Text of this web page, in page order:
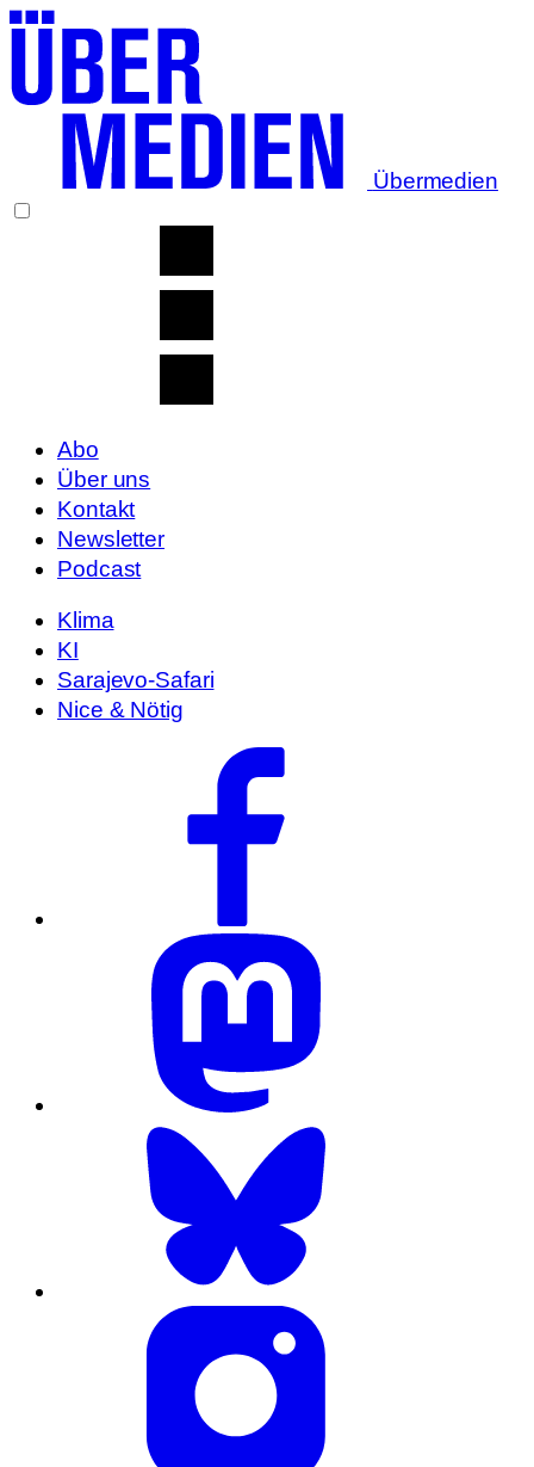
Übermedien
Abo
Über uns
Kontakt
Newsletter
Podcast
Klima
KI
Sarajevo-Safari
Nice & Nötig